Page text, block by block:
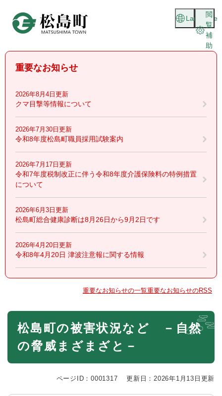
頭
閲
覧
補
助
Language
重要なお知らせ
2026年8月4日更新
クマ目撃等情報について
2026年7月30日更新
令和8年度松島町職員採用試験案内
2026年7月17日更新
令和7年度税制改正に伴う令和8年度介護保険料の特例措置
について
2026年6月3日更新
松島町総合健康診断は8月26日から9月2日です
2026年4月20日更新
令和8年4月20日 津波注意報に関する情報
重要なお知らせの一覧重要なお知らせのRSS
本
松島町の被害状況など －自然
の脅威まざまざと－
ページID：0001317 更新日：2026年1月13日更新